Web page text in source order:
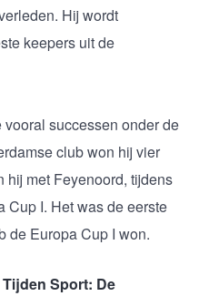
Hij wordt
keepers uit de
successen onder de
club won hij vier
hij met Feyenoord, tijdens
Cup I. Het was de eerste
de Europa Cup I won.
Sport: De